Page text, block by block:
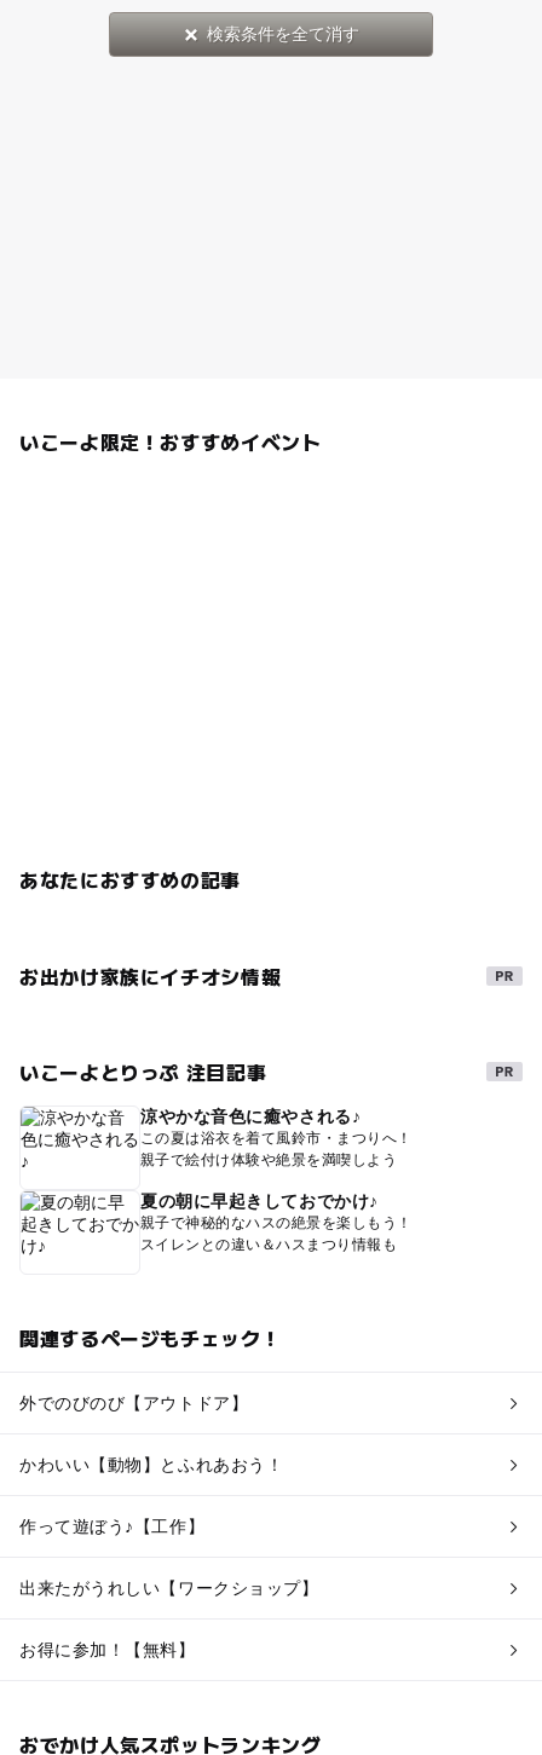
検索条件を全て消す
いこーよ限定！おすすめイベント
あなたにおすすめの記事
お出かけ家族にイチオシ情報
いこーよとりっぷ 注目記事
涼やかな音色に癒やされる♪
この夏は浴衣を着て風鈴市・まつりへ！
親子で絵付け体験や絶景を満喫しよう
夏の朝に早起きしておでかけ♪
親子で神秘的なハスの絶景を楽しもう！
スイレンとの違い＆ハスまつり情報も
関連するページもチェック！
外でのびのび【アウトドア】
かわいい【動物】とふれあおう！
作って遊ぼう♪【工作】
出来たがうれしい【ワークショップ】
お得に参加！【無料】
おでかけ人気スポットランキング